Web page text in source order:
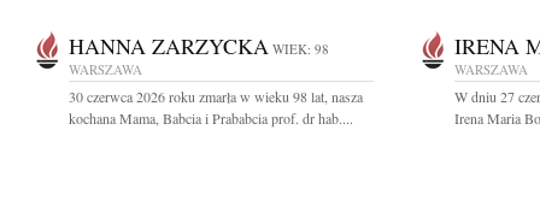
HANNA ZARZYCKA WIEK: 98
WARSZAWA
30 czerwca 2026 roku zmarła w wieku 98 lat, nasza
kochana Mama, Babcia i Prababcia prof. dr hab....
IRENA
WARSZAWA
W dniu 27
Irena Maria